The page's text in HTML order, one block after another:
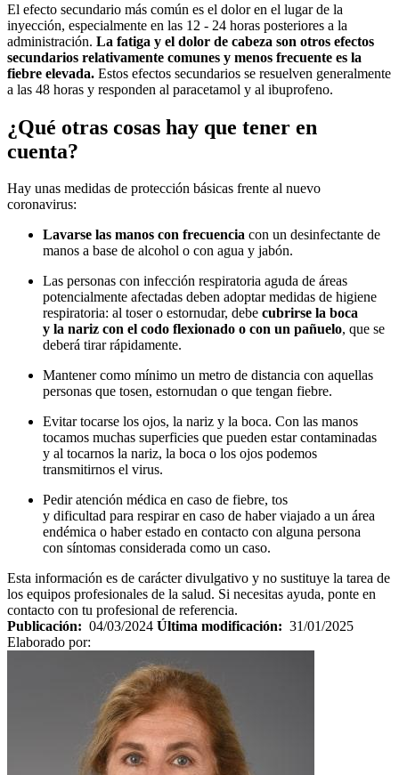
El efecto secundario más común es el dolor en el lugar de la
inyección, especialmente en las 12 - 24 horas posteriores a la
administración. La fatiga y el dolor de cabeza son otros efectos
secundarios relativamente comunes y menos frecuente es la
fiebre elevada. Estos efectos secundarios se resuelven generalmente
a las 48 horas y responden al paracetamol y al ibuprofeno.
¿Qué otras cosas hay que tener en
cuenta?
Hay unas medidas de protección básicas frente al nuevo
coronavirus:
Lavarse las manos con frecuencia con un desinfectante de
manos a base de alcohol o con agua y jabón.
Las personas con infección respiratoria aguda de áreas
potencialmente afectadas deben adoptar medidas de higiene
respiratoria: al toser o estornudar, debe cubrirse la boca
y la nariz con el codo flexionado o con un pañuelo, que se
deberá tirar rápidamente.
Mantener como mínimo un metro de distancia con aquellas
personas que tosen, estornudan o que tengan fiebre.
Evitar tocarse los ojos, la nariz y la boca. Con las manos
tocamos muchas superficies que pueden estar contaminadas
y al tocarnos la nariz, la boca o los ojos podemos
transmitirnos el virus.
Pedir atención médica en caso de fiebre, tos
y dificultad para respirar en caso de haber viajado a un área
endémica o haber estado en contacto con alguna persona
con síntomas considerada como un caso.
Esta información es de carácter divulgativo y no sustituye la tarea de
los equipos profesionales de la salud. Si necesitas ayuda, ponte en
contacto con tu profesional de referencia.
Publicación: 04/03/2024 Última modificación: 31/01/2025
Elaborado por: